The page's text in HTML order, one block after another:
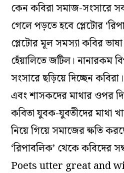
কেন কবিরা সমাজ-সংসারে
গেলে পড়তে হবে প্লেটোর
প্লেটোর মূল সমস্যা কবির
হেঁয়ালিতে জটিল। নানারকম
সংসারে ছড়িয়ে দিচ্ছেন
এবং শাসকদের মাথার ওপর
কবিতা যুবক-যুবতীদের মাথা
নিয়ে গিয়ে সমাজের ক্ষতি
‘রিপাবলিক’ থেকে কবিদের
Poets utter great and